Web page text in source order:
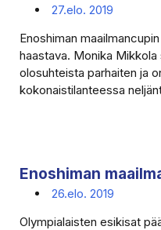
27.elo. 2019
Enoshiman
haastava. Monika
olosuhteista parhaiten ja
kokonaistilanteessa
Enoshiman
26.elo. 2019
Olympialaisten esikisat